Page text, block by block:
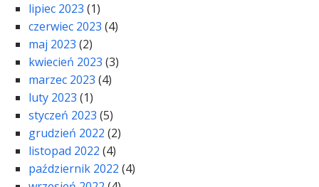
lipiec 2023 (1)
czerwiec 2023 (4)
maj 2023 (2)
kwiecień 2023 (3)
marzec 2023 (4)
luty 2023 (1)
styczeń 2023 (5)
grudzień 2022 (2)
listopad 2022 (4)
październik 2022 (4)